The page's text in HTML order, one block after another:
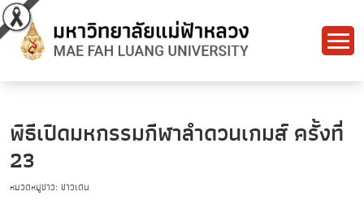
พิธีเปิดมหกรรมกีฬาลำดวนเกมส์ ครั้งที่
23
หมวดหมู่ข่าว: ข่าวเด่น